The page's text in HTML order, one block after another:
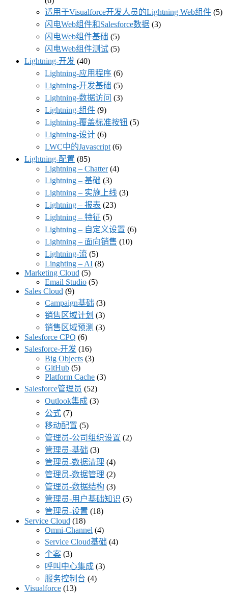
适用于Visualforce开发人员的Lightning Web组件 (5)
闪电Web组件和Salesforce数据 (3)
闪电Web组件基础 (5)
闪电Web组件测试 (5)
Lightning-开发 (40)
Lightning-应用程序 (6)
Lightning-开发基础 (5)
Lightning-数据访问 (3)
Lightning-组件 (9)
Lightning-覆盖标准按钮 (5)
Lightning-设计 (6)
LWC中的Javascript (6)
Lightning-配置 (85)
Lightning – Chatter(4)
Lightning – 基础 (3)
Lightning – 实施上线 (3)
Lightning – 报表 (23)
Lightning – 特征 (5)
Lightning – 自定义设置 (6)
Lightning – 面向销售 (10)
Lightning-流 (5)
Linghting – AI (8)
Marketing Cloud (5)
Email Studio (5)
Sales Cloud (9)
Campaign基础 (3)
销售区域计划 (3)
销售区域预测 (3)
Salesforce CPQ (6)
Salesforce-开发 (16)
Big Objects (3)
GitHub (5)
Platform Cache (3)
Salesforce管理员 (52)
Outlook集成 (3)
公式 (7)
移动配置 (5)
管理员-公司组织设置 (2)
管理员-基础 (3)
管理员-数据清理 (4)
管理员-数据管理 (2)
管理员-数据结构 (3)
管理员-用户基础知识 (5)
管理员-设置 (18)
Service Cloud (18)
Omni-Channel (4)
Service Cloud基础 (4)
个案 (3)
呼叫中心集成 (3)
服务控制台 (4)
Visualforce (13)